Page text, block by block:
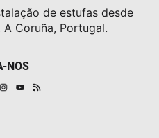
de estufas desde
A Coruña, Portugal.
NOS
Instagram